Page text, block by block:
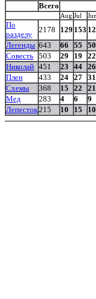
Всего
Aug Jul Jun
По
разделу
2178 129 153
Легенды 643 66 55 50
Совесть 503 29 19 22
Николай 451 23 44 26
Плен
433 24 27 31
Схемы
368 15 22 21
Мед
283 4 6 9
Лепесток215 10 15 10